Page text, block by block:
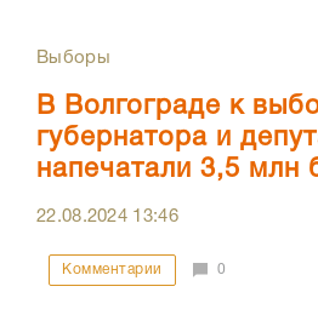
Выборы
В Волгограде к
губернатора и
напечатали 3,5 млн
22.08.2024 13:46
Комментарии 0